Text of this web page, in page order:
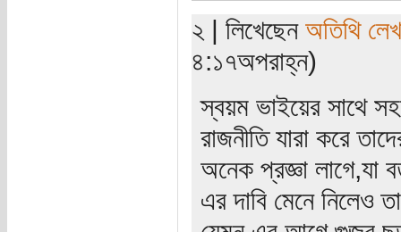
২ | লিখেছেন অতিথি
৪:১৭অপরাহ্ন)
স্বয়ম ভাইয়ের সাথে
রাজনীতি যারা করে
অনেক প্রজ্ঞা লাগে,যা
এর দাবি মেনে